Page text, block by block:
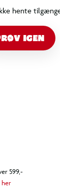
hente
IGEN
599,-
her